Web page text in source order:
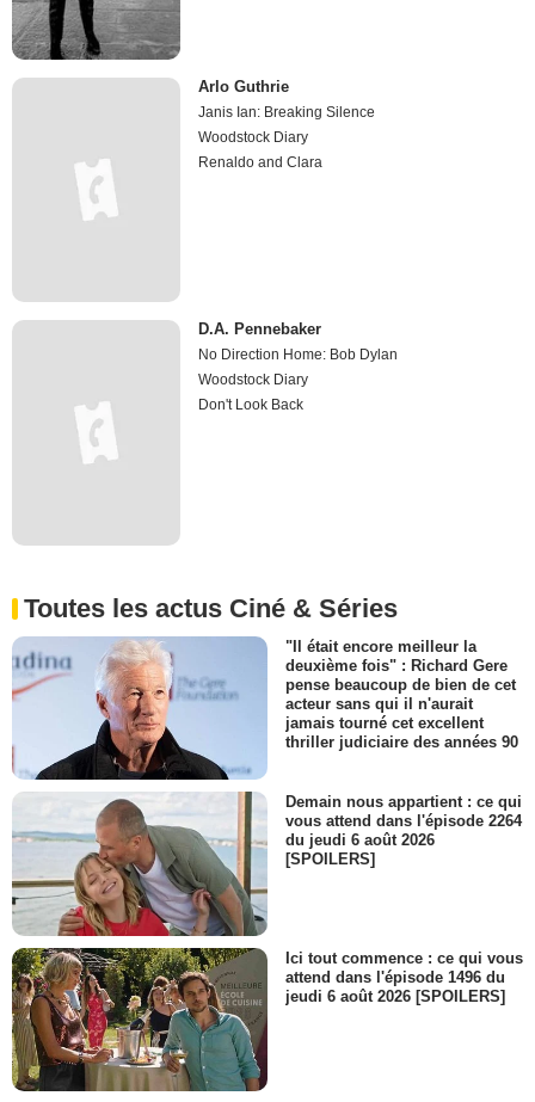
Arlo Guthrie
Janis Ian: Breaking Silence
Woodstock Diary
Renaldo and Clara
D.A. Pennebaker
No Direction Home: Bob Dylan
Woodstock Diary
Don't Look Back
Toutes les actus Ciné & Séries
"Il était encore meilleur la
deuxième fois" : Richard Gere
pense beaucoup de bien de cet
acteur sans qui il n'aurait
jamais tourné cet excellent
thriller judiciaire des années 90
Demain nous appartient : ce qui
vous attend dans l'épisode 2264
du jeudi 6 août 2026
[SPOILERS]
Ici tout commence : ce qui vous
attend dans l'épisode 1496 du
jeudi 6 août 2026 [SPOILERS]